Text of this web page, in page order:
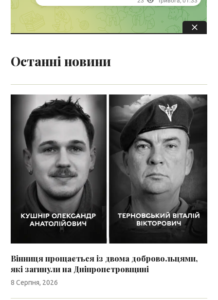
Останні новини
Вінниця прощається із двома добровольцями,
які загинули на Дніпропетровщині
8 Серпня, 2026